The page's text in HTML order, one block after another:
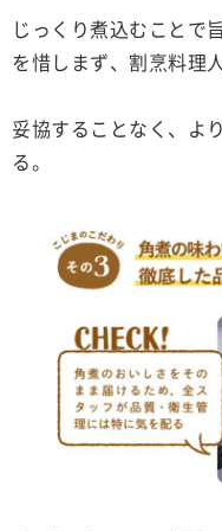
じっくり煮込むことで
を惜しまず、割烹料理
妥協することなく、よ
る。